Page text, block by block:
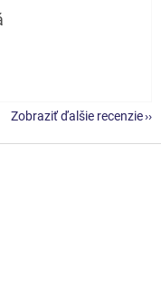
5 hviezdičiek.
Zobraziť ďalšie recenzie